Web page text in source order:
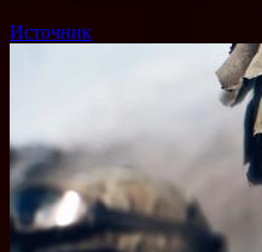
Источник